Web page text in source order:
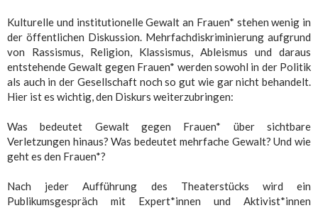
Kulturelle und institutionelle Gewalt an Frauen* stehen wenig in
der öffentlichen Diskussion. Mehrfachdiskriminierung aufgrund
von Rassismus, Religion, Klassismus, Ableismus und daraus
entstehende Gewalt gegen Frauen* werden sowohl in der Politik
als auch in der Gesellschaft noch so gut wie gar nicht behandelt.
Hier ist es wichtig, den Diskurs weiterzubringen:
Was bedeutet Gewalt gegen Frauen* über sichtbare
Verletzungen hinaus? Was bedeutet mehrfache Gewalt? Und wie
geht es den Frauen*?
Nach jeder Aufführung des Theaterstücks wird ein
Publikumsgespräch mit Expert*innen und Aktivist*innen